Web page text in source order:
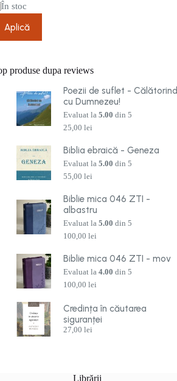
În stoc
Aplică
produse dupa reviews
Poezii de suflet - Călătorind
cu Dumnezeu!
Evaluat la5.00 din 5
25,00lei
Biblia ebraică - Geneza
Evaluat la5.00 din 5
55,00lei
Biblie mica 046 ZTI -
albastru
Evaluat la5.00 din 5
100,00lei
Biblie mica 046 ZTI - mov
Evaluat la4.00 din 5
100,00lei
Credința în căutarea
siguranței
27,00lei
Librării